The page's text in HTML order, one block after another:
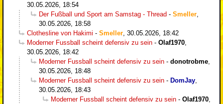
30.05.2026, 18:54
Der Fußball und Sport am Samstag - Thread - Smeller
30.05.2026, 18:58
Clothesline von Hakimi - Smeller 30.05.2026, 18:42
Moderner Fussball scheint defensiv zu sein - Olaf1970
30.05.2026, 18:42
Moderner Fussball scheint defensiv zu sein - donotrobme
30.05.2026, 18:48
Moderner Fussball scheint defensiv zu sein - DomJay
30.05.2026, 18:43
Moderner Fussball scheint defensiv zu sein - Olaf1970